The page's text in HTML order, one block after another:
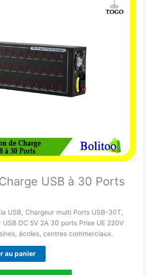
USB à 30 Ports
USB, Chargeur multi Ports USB-30T,
DC 5V 2A 30 ports Prise UE 220V
écoles, centres commerciaux.
au panier